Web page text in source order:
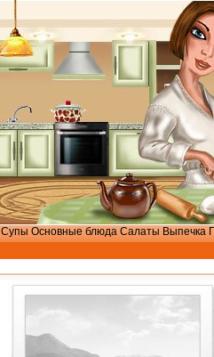
Супы Основные блюда Салаты Выпечка